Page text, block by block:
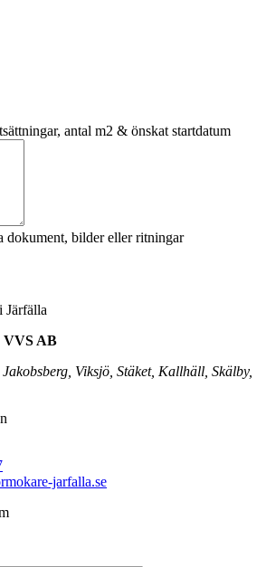
antal m2 & önskat startdatum
dokument, bilder eller ritningar
Järfälla
VVS AB
Viksjö, Stäket, Kallhäll, Skälby,
jarfalla.se